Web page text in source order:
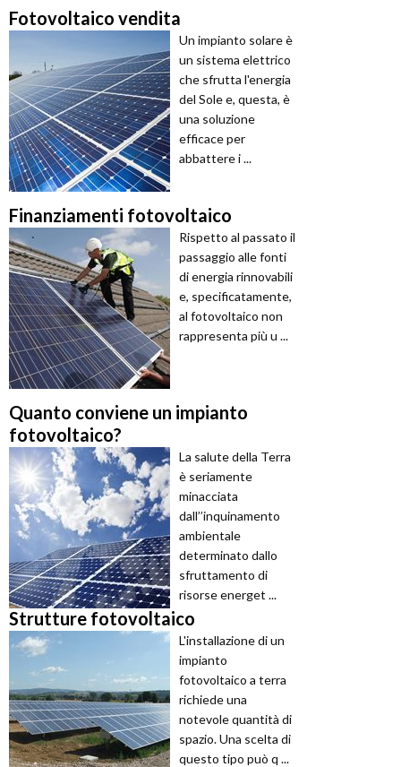
Fotovoltaico vendita
Un impianto solare è
un sistema elettrico
che sfrutta l'energia
del Sole e, questa, è
una soluzione
efficace per
abbattere i ...
Finanziamenti fotovoltaico
Rispetto al passato il
passaggio alle fonti
di energia rinnovabili
e, specificatamente,
al fotovoltaico non
rappresenta più u ...
Quanto conviene un impianto
fotovoltaico?
La salute della Terra
è seriamente
minacciata
dall’’inquinamento
ambientale
determinato dallo
sfruttamento di
risorse energet ...
Strutture fotovoltaico
L'installazione di un
impianto
fotovoltaico a terra
richiede una
notevole quantità di
spazio. Una scelta di
questo tipo può q ...